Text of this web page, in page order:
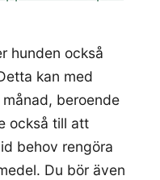
hunden också
kan med
beroende
också till att
behov rengöra
Du bör även